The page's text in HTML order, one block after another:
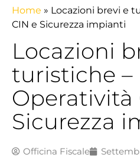
Home » Locazioni brevi e
CIN e Sicurezza impianti
Locazioni
turistiche –
Operatività
Sicurezza
Officina Fiscale